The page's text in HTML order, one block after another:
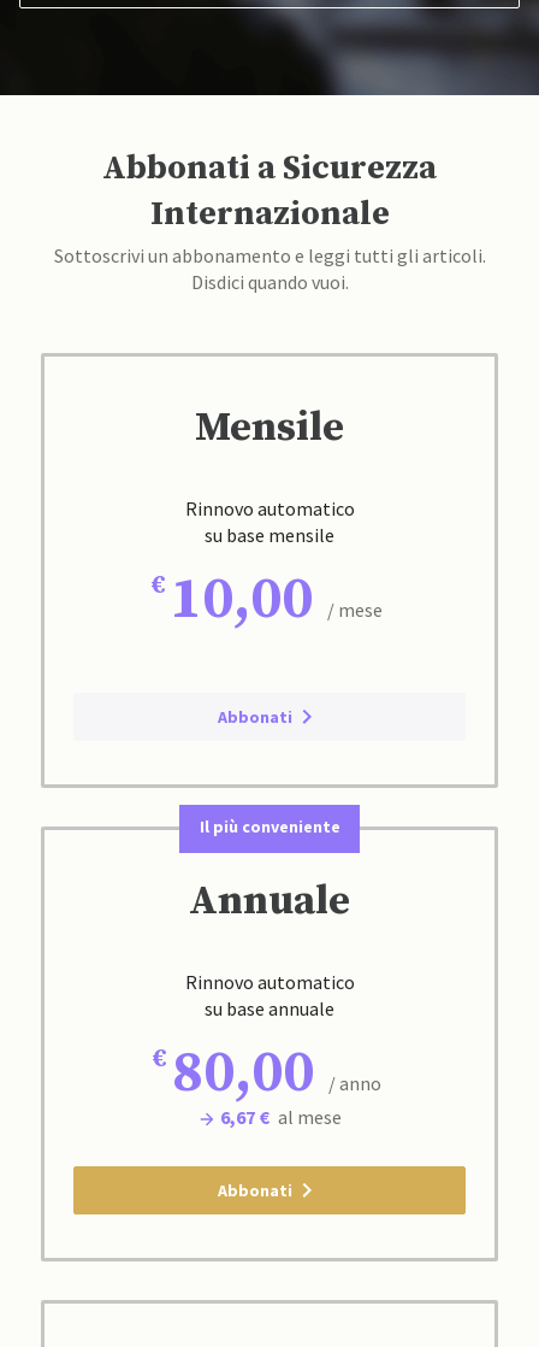
Abbonati a Sicurezza
Internazionale
Sottoscrivi un abbonamento e leggi tutti gli articoli.
Disdici quando vuoi.
Mensile
Rinnovo automatico
su base mensile
10,00 / mese
Abbonati
Il più conveniente
Annuale
Rinnovo automatico
su base annuale
80,00
/ anno
6,67 € al mese
Abbonati